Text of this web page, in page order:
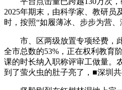
2025年期末，由科学家、教研员
时，按照“如履薄冰、步步为营
市、区两级放置专项经费，此
全市总数的53%，正在权利教育
课的时长纳入职称评审工做量。
到了萤火虫的肚子亮了，■深圳